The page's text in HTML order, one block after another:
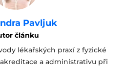
Pavljuk
článku
lékařských praxí z fyzické
a administrativu při